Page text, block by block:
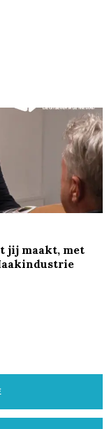
jij maakt, met